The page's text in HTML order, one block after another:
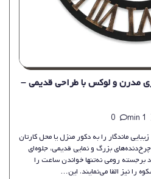
۶۰ سانتی‌متری مدرن و لوکس با طراحی قدیمی –
ماندگار را به دکور منزل یا محل کارتان
بزرگ و نمایی قدیمی، جلوه‌ای
رومی نه‌تنها خواندن ساعت را
را نیز القا می‌نمایند. این…